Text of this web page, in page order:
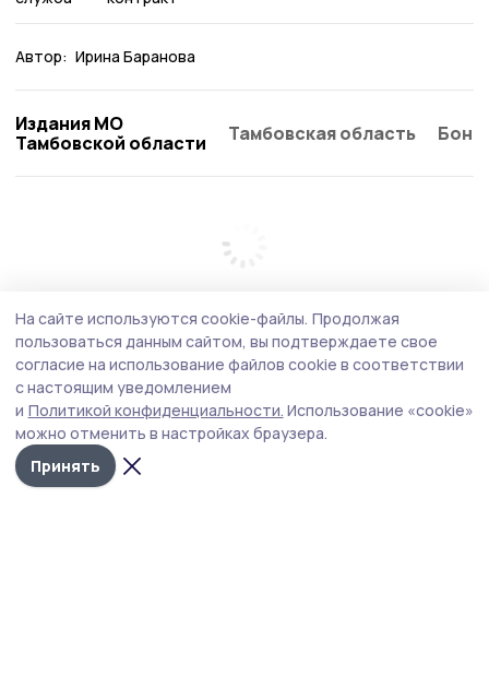
Автор: Ирина Баранова
Издания МО
Тамбовской области
Тамбовская область
На сайте используются cookie-файлы. Продолжая
пользоваться данным сайтом, вы подтверждаете свое
согласие на использование файлов cookie в соответствии
с настоящим уведомлением
и Политикой конфиденциальности. Использование «cookie»
можно отменить в настройках браузера.
Принять